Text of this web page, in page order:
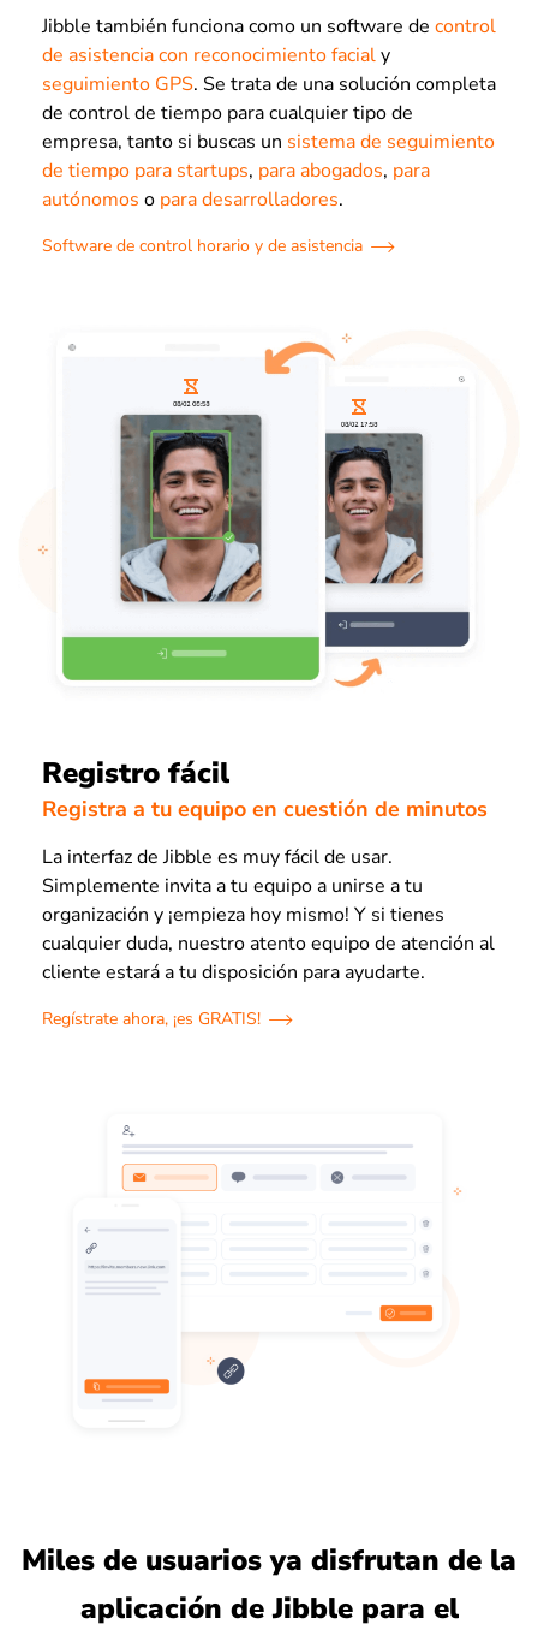
Jibble también funciona como un software de control
de asistencia con reconocimiento facialy
seguimiento GPS. Se trata de una solución completa
de control de tiempo para cualquier tipo de
empresa, tanto si buscas un sistema de seguimiento
de tiempo para startups, para abogados, para
autónomos o para desarrolladores.
Software de control horario y de asistencia
Registro fácil
Registra a tu equipo en cuestión de minutos
La interfaz de Jibble es muy fácil de usar.
Simplemente invita a tu equipo a unirse a tu
organización y ¡empieza hoy mismo! Y si tienes
cualquier duda, nuestro atento equipo de atención al
cliente estará a tu disposición para ayudarte.
Regístrate ahora, ¡es GRATIS!
Miles de usuarios ya disfrutan de la
aplicación de Jibble para el